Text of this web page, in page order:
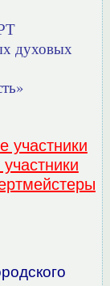
духовых
участники